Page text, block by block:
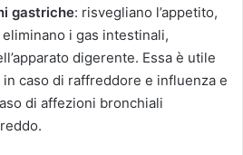
gastriche: risvegliano l’appetito,
i gas intestinali,
digerente. Essa è utile
caso di raffreddore e influenza e
di affezioni bronchiali